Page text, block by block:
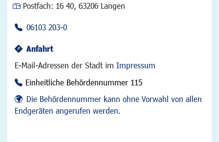
Postfach: 16 40, 63206 Langen
06103 203-0
Anfahrt
E-Mail-Adressen der Stadt im Impressum
Einheitliche Behördennummer 115
Die Behördennummer kann ohne Vorwahl von allen
Endgeräten angerufen werden.